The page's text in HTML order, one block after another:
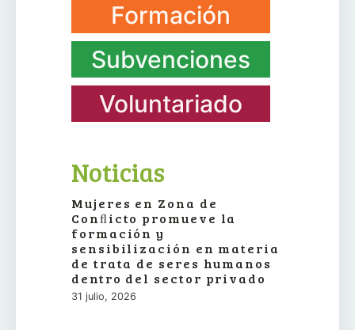
Formación
Subvenciones
Voluntariado
Noticias
Mujeres en Zona de
Conﬂicto promueve la
formación y
sensibilización en materia
de trata de seres humanos
dentro del sector privado
31 julio, 2026